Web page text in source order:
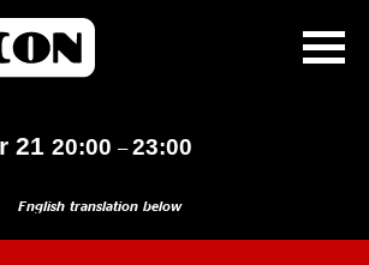
21 20:00 –23:00
English translation below